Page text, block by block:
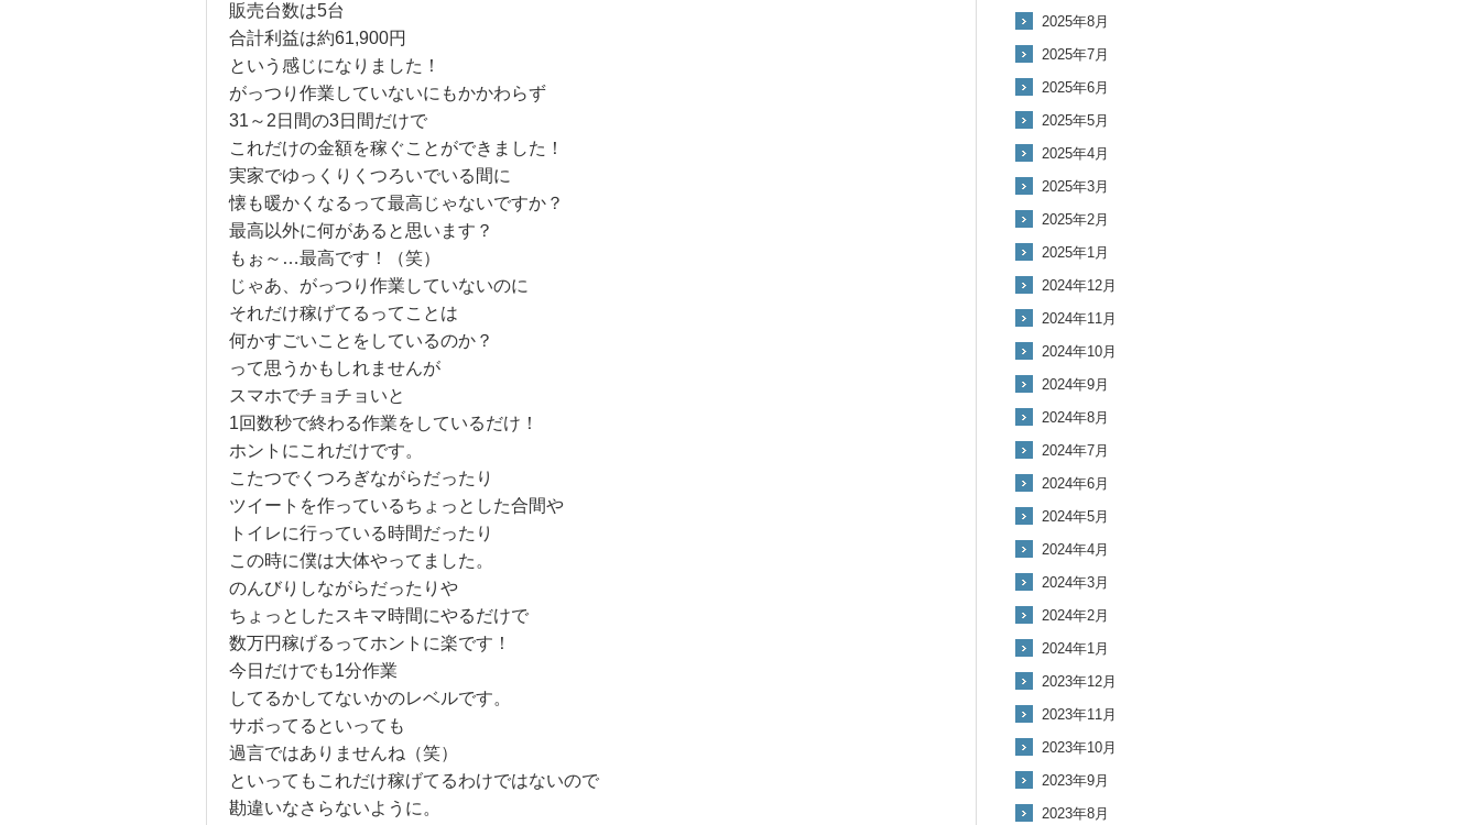
販売台数は5台
合計利益は約61,900円
という感じになりました！
がっつり作業していないにもかかわらず
31～2日間の3日間だけで
これだけの金額を稼ぐことができました！
実家でゆっくりくつろいでいる間に
懐も暖かくなるって最高じゃないですか？
最高以外に何があると思います？
もぉ～…最高です！（笑）
じゃあ、がっつり作業していないのに
それだけ稼げてるってことは
何かすごいことをしているのか？
って思うかもしれませんが
スマホでチョチョいと
1回数秒で終わる作業をしているだけ！
ホントにこれだけです。
こたつでくつろぎながらだったり
ツイートを作っているちょっとした合間や
トイレに行っている時間だったり
この時に僕は大体やってました。
のんびりしながらだったりや
ちょっとしたスキマ時間にやるだけで
数万円稼げるってホントに楽です！
今日だけでも1分作業
してるかしてないかのレベルです。
サボってるといっても
過言ではありませんね（笑）
といってもこれだけ稼げてるわけではないので
勘違いなさらないように。
2025年8月
2025年7月
2025年6月
2025年5月
2025年4月
2025年3月
2025年2月
2025年1月
2024年12月
2024年11月
2024年10月
2024年9月
2024年8月
2024年7月
2024年6月
2024年5月
2024年4月
2024年3月
2024年2月
2024年1月
2023年12月
2023年11月
2023年10月
2023年9月
2023年8月